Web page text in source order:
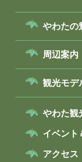
やわたの
周辺案内
観光モデ
やわた観
イベント
アクセス